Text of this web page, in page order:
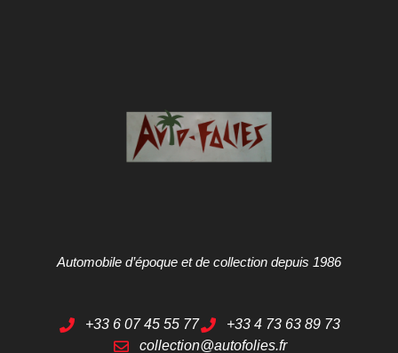
Automobile d’époque et de collection depuis 1986
+33 6 07 45 55 77
+33 4 73 63 89 73
collection@autofolies.fr